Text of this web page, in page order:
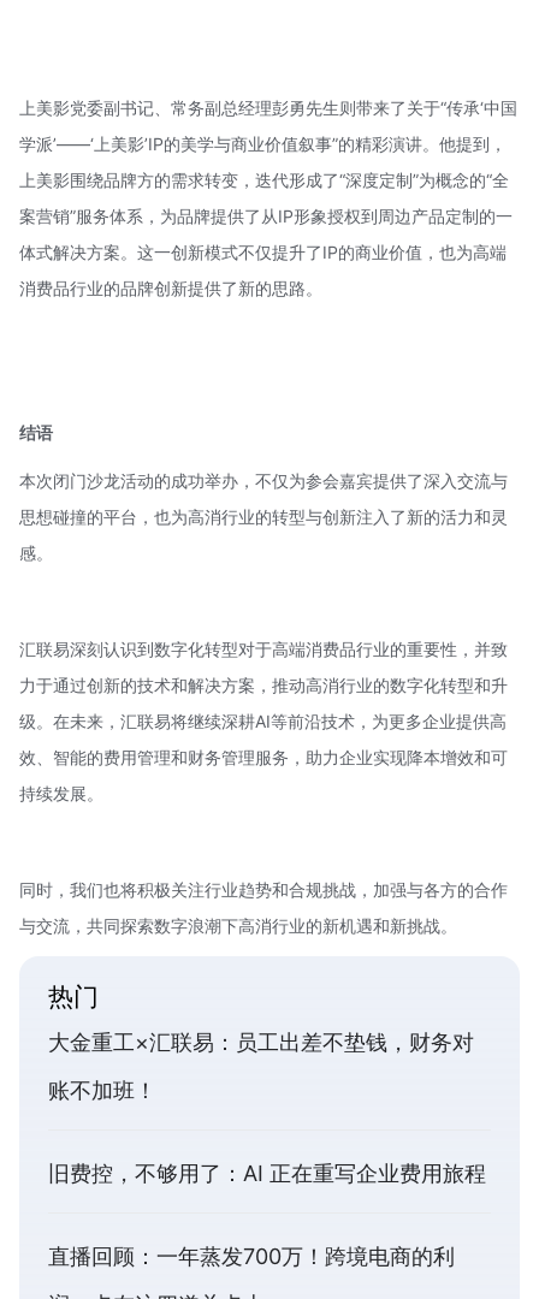
上美影党委副书记、常务副总经理彭勇先生则带来了关于“传承‘中国
学派’——‘上美影’IP的美学与商业价值叙事”的精彩演讲。他提到，
上美影围绕品牌方的需求转变，迭代形成了“深度定制”为概念的“全
案营销”服务体系，为品牌提供了从IP形象授权到周边产品定制的一
体式解决方案。这一创新模式不仅提升了IP的商业价值，也为高端
消费品行业的品牌创新提供了新的思路。
结语
本次闭门沙龙活动的成功举办，不仅为参会嘉宾提供了深入交流与
思想碰撞的平台，也为高消行业的转型与创新注入了新的活力和灵
感。
汇联易深刻认识到数字化转型对于高端消费品行业的重要性，并致
力于通过创新的技术和解决方案，推动高消行业的数字化转型和升
级。在未来，汇联易将继续深耕AI等前沿技术，为更多企业提供高
效、智能的费用管理和财务管理服务，助力企业实现降本增效和可
持续发展。
同时，我们也将积极关注行业趋势和合规挑战，加强与各方的合作
与交流，共同探索数字浪潮下高消行业的新机遇和新挑战。
热门
大金重工×汇联易：员工出差不垫钱，财务对
账不加班！
旧费控，不够用了：AI 正在重写企业费用旅程
直播回顾：一年蒸发700万！跨境电商的利